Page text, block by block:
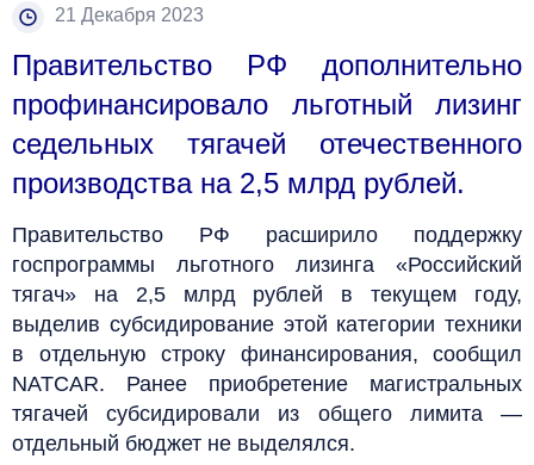
21 Декабря 2023
Правительство РФ дополнительно
профинансировало льготный лизинг
седельных тягачей отечественного
производства на 2,5 млрд рублей.
Правительство РФ расширило поддержку
госпрограммы льготного лизинга «Российский
тягач» на 2,5 млрд рублей в текущем году,
выделив субсидирование этой категории техники
в отдельную строку финансирования, сообщил
NATCAR. Ранее приобретение магистральных
тягачей субсидировали из общего лимита —
отдельный бюджет не выделялся.